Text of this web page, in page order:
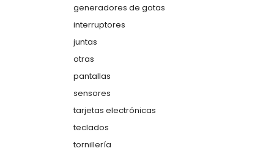
generadores de gotas
interruptores
juntas
otras
pantallas
sensores
tarjetas electrónicas
teclados
tornillería